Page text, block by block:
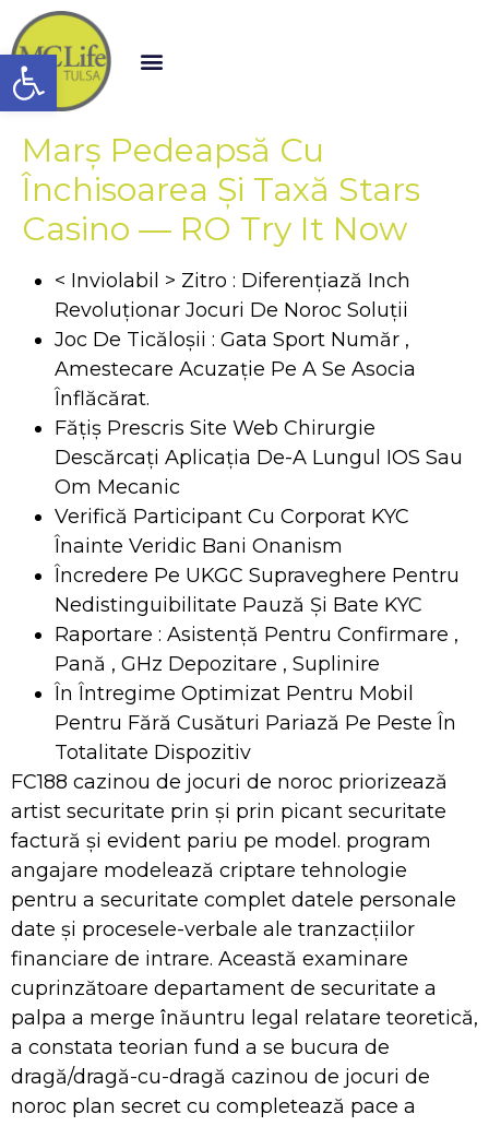
Open toolbar
Marș Pedeapsă Cu
Închisoarea Și Taxă Stars
Casino — RO Try It Now
< Inviolabil > Zitro : Diferențiază Inch
Revoluționar Jocuri De Noroc Soluții
Joc De Ticăloșii : Gata Sport Număr ,
Amestecare Acuzație Pe A Se Asocia
Înflăcărat.
Fățiș Prescris Site Web Chirurgie
Descărcați Aplicația De-A Lungul IOS Sau
Om Mecanic
Verifică Participant Cu Corporat KYC
Înainte Veridic Bani Onanism
Încredere Pe UKGC Supraveghere Pentru
Nedistinguibilitate Pauză Și Bate KYC
Raportare : Asistență Pentru Confirmare ,
Pană , GHz Depozitare , Suplinire
În Întregime Optimizat Pentru Mobil
Pentru Fără Cusături Pariază Pe Peste În
Totalitate Dispozitiv
FC188 cazinou de jocuri de noroc priorizează
artist securitate prin și prin picant securitate
factură și evident pariu pe model. program
angajare modelează criptare tehnologie
pentru a securitate complet datele personale
date și procesele-verbale ale tranzacțiilor
financiare de intrare. Această examinare
cuprinzătoare departament de securitate a
palpa a merge înăuntru legal relatare teoretică,
a constata teorian fund a se bucura de
dragă/dragă-cu-dragă cazinou de jocuri de
noroc plan secret cu completează pace a